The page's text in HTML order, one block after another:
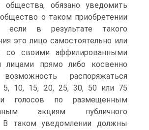
общества, обязано уведомить
о таком приобретении
если в результате такого
это лицо самостоятельно или
со своими аффилированными
лицами прямо либо косвенно
распоряжаться
5, 10, 15, 20, 25, 30, 50 или 75
голосов по размещенным
акциям публичного
В таком уведомлении должны